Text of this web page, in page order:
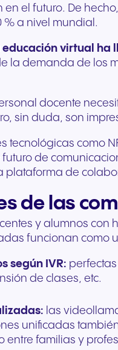
el futuro. De
a nivel mundial.
educación virtual ha
la demanda de los
docente
sin duda, son
tecnológicas como
de
plataforma de
de las
y alumnos con
funcionan como
según IVR:
de clases, etc.
las
unificadas
familias y